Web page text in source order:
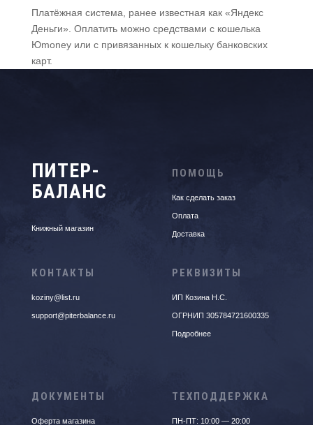
Платёжная система, ранее известная как «Яндекс
Деньги». Оплатить можно средствами с кошелька
Юmoney или с привязанных к кошельку банковских
карт.
ПИТЕР-
БАЛАНС
Книжный магазин
ПОМОЩЬ
Как сделать заказ
Оплата
Доставка
КОНТАКТЫ
koziny@list.ru
support@piterbalance.ru
РЕКВИЗИТЫ
ИП Козина Н.С.
ОГРНИП 305784721600335
Подробнее
ДОКУМЕНТЫ
Оферта магазина
ТЕХПОДДЕРЖКА
ПН-ПТ: 10:00 — 20:00